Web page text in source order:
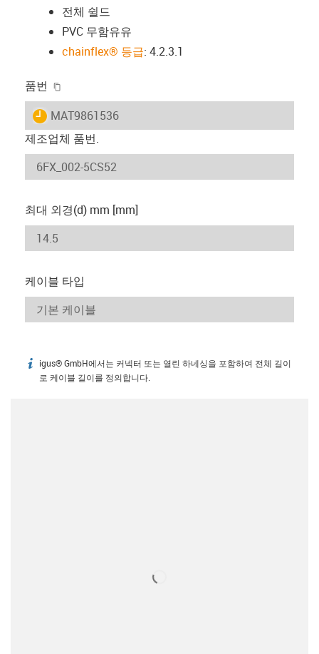
전체 쉴드
PVC 무함유유
chainflex® 등급: 4.2.3.1
품번
igus-icon-lieferzeit
MAT9861536
제조업체 품번.
최대 외경(d) mm [mm]
케이블 타입
igus-icon-info
igus® GmbH에서는 커넥터 또는 열린 하네싱을 포함하여 전체 길이
로 케이블 길이를 정의합니다.